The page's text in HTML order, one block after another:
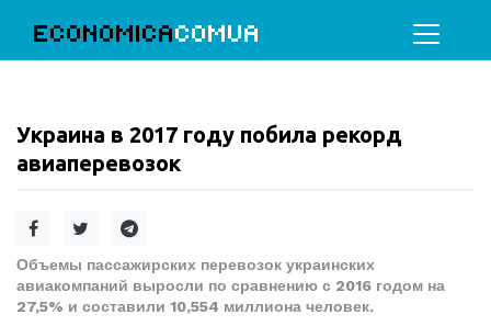
ECONOMICACOMUA
Украина в 2017 году побила рекорд
авиаперевозок
Объемы пассажирских перевозок украинских
авиакомпаний выросли по сравнению с 2016 годом на
27,5% и составили 10,554 миллиона человек.